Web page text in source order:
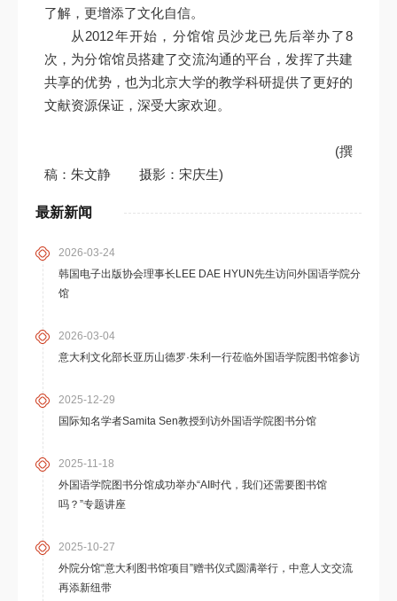
最新新闻
2026-03-24
韩国电子出版协会理事长LEE DAE HYUN先生访问外国语学院分
馆
2026-03-04
意大利文化部长亚历山德罗·朱利一行莅临外国语学院图书馆参访
2025-12-29
国际知名学者Samita Sen教授到访外国语学院图书分馆
2025-11-18
外国语学院图书分馆成功举办“AI时代，我们还需要图书馆
吗？”专题讲座
2025-10-27
外院分馆“意大利图书馆项目”赠书仪式圆满举行，中意人文交流
再添新纽带
了解，更增添了文化自信。
从2012年开始，分馆馆员沙龙已先后举办了8
次，为分馆馆员搭建了交流沟通的平台，发挥了共建
共享的优势，也为北京大学的教学科研提供了更好的
文献资源保证，深受大家欢迎。
(撰
稿：朱文静 摄影：宋庆生)